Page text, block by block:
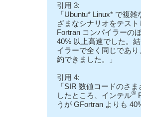
引用 3:
「Ubuntu* Linux* で複
ざまなシナリオをテスト
Fortran コンパイラーの
40% 以上高速でした。
イラーで全く同じであり
約できました。」
引用 4:
「SIR 数値コードのさ
したところ、インテル®
うが GFortran よりも